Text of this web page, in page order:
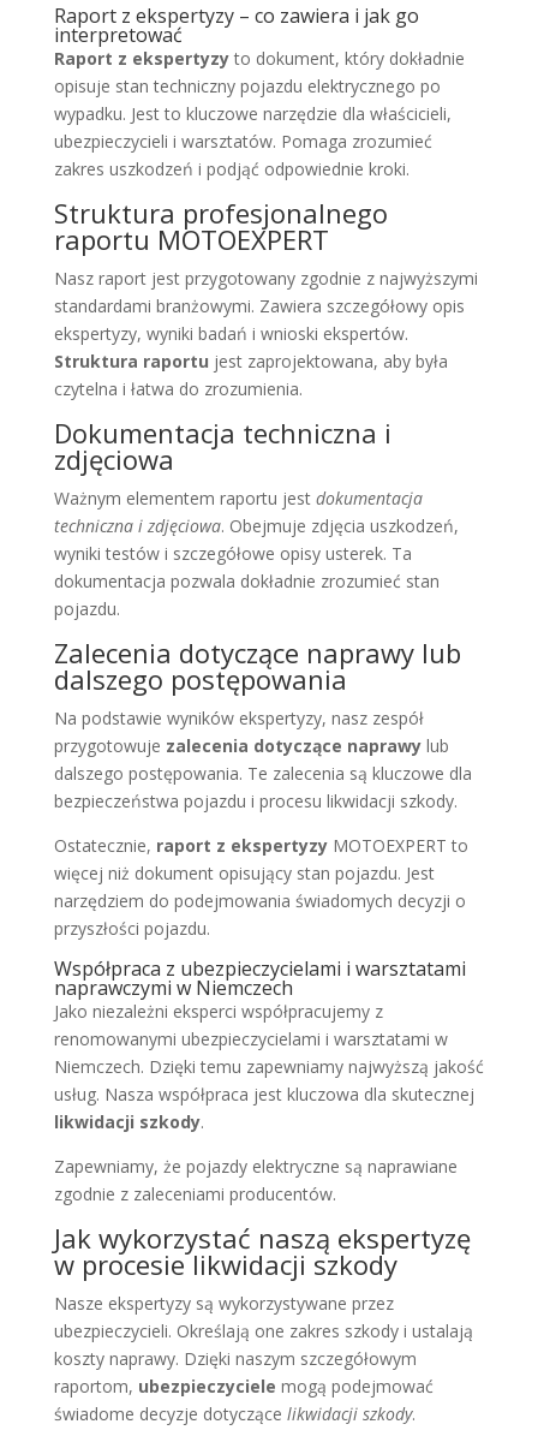
Raport z ekspertyzy – co zawiera i jak go
interpretować
Raport z ekspertyzyto dokument, który dokładnie
opisuje stan techniczny pojazdu elektrycznego po
wypadku. Jest to kluczowe narzędzie dla właścicieli,
ubezpieczycieli i warsztatów. Pomaga zrozumieć
zakres uszkodzeń i podjąć odpowiednie kroki.
Struktura profesjonalnego
raportu MOTOEXPERT
Nasz raport jest przygotowany zgodnie z najwyższymi
standardami branżowymi. Zawiera szczegółowy opis
ekspertyzy, wyniki badań i wnioski ekspertów.
Struktura raportu jest zaprojektowana, aby była
czytelna i łatwa do zrozumienia.
Dokumentacja techniczna i
zdjęciowa
Ważnym elementem raportu jest dokumentacja
techniczna i zdjęciowa. Obejmuje zdjęcia uszkodzeń,
wyniki testów i szczegółowe opisy usterek. Ta
dokumentacja pozwala dokładnie zrozumieć stan
pojazdu.
Zalecenia dotyczące naprawy lub
dalszego postępowania
Na podstawie wyników ekspertyzy, nasz zespół
przygotowuje zalecenia dotyczące naprawylub
dalszego postępowania. Te zalecenia są kluczowe dla
bezpieczeństwa pojazdu i procesu likwidacji szkody.
Ostatecznie, raport z ekspertyzyMOTOEXPERT to
więcej niż dokument opisujący stan pojazdu. Jest
narzędziem do podejmowania świadomych decyzji o
przyszłości pojazdu.
Współpraca z ubezpieczycielami i warsztatami
naprawczymi w Niemczech
Jako niezależni eksperci współpracujemy z
renomowanymi ubezpieczycielami i warsztatami w
Niemczech. Dzięki temu zapewniamy najwyższą jakość
usług. Nasza współpraca jest kluczowa dla skutecznej
likwidacji szkody.
Zapewniamy, że pojazdy elektryczne są naprawiane
zgodnie z zaleceniami producentów.
Jak wykorzystać naszą ekspertyzę
w procesie likwidacji szkody
Nasze ekspertyzy są wykorzystywane przez
ubezpieczycieli. Określają one zakres szkody i ustalają
koszty naprawy. Dzięki naszym szczegółowym
raportom, ubezpieczyciele mogą podejmować
świadome decyzje dotyczące likwidacji szkody.